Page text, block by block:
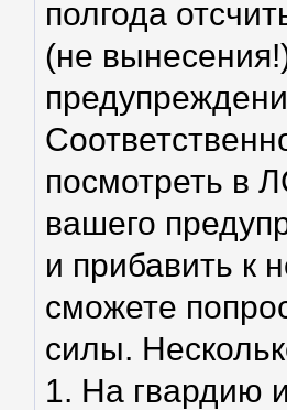
полгода
(не
посмотреть в
вашего
и прибавить к
сможете
силы.
1. На гвардию